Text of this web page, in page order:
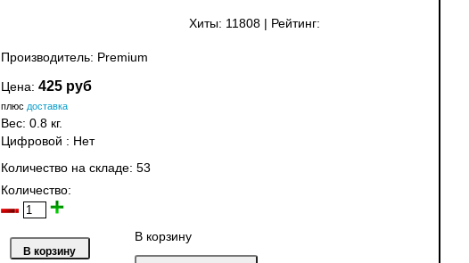
Хиты: 11808 Рейтинг:
Производитель: Premium
Цена: 425 руб
плюс доставка
Вес: 0.8 кг.
Цифровой : Нет
Количество на складе: 53
Количество:
В корзину